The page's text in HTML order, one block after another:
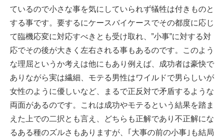
ているので小さな事を気にしていられず犠牲は付きものと
する事です。要するにケースバイケースでその都度に応じ
て臨機応変に対応すべきとも受け取れ、”小事”に対する対
応でその後が大きく左右される事もあるのです。このよう
な理屈というか考えは他にもあり例えば、成功者は豪快で
ありながら実は繊細、モテる男性はワイルドで男らしいが
女性のように優しいなど、まるで正反対で矛盾するような
両面があるのです。これは成功やモテるという結果を踏ま
えた上での二択とも言え、どちらも正解であり不正解にな
るある種のズルさもありますが、｢大事の前の小事｣も結局